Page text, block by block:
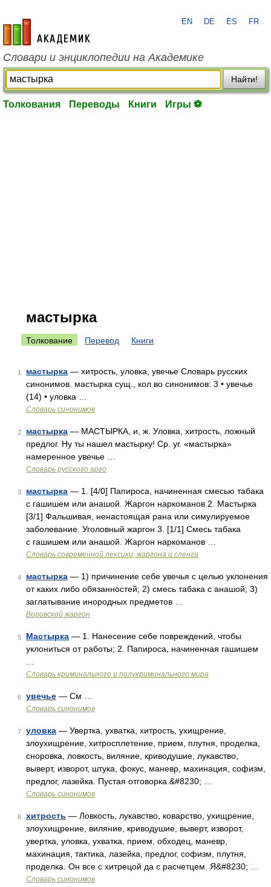
academic.ru
EN DE ES FR
Словари и энциклопедии на Академике
Найти!
Толкования Переводы Книги Игры ⚽
мастырка
Толкование Перевод Книги
1 мастырка — хитрость, уловка, увечье Словарь русских
синонимов. мастырка сущ., кол во синонимов: 3 • увечье
(14) • уловка …
Словарь синонимов
2 мастырка — МАСТЫРКА, и, ж. Уловка, хитрость, ложный
предлог. Ну ты нашел мастырку! Ср. уг. «мастырка»
намеренное увечье …
Словарь русского арго
3 мастырка — 1. [4/0] Папироса, начиненная смесью табака
с гашишем или анашой. Жаргон наркоманов 2. Мастырка
[3/1] Фальшивая, ненастоящая рана или симулируемое
заболевание. Уголовный жаргон 3. [1/1] Смесь табака
с гашишем или анашой. Жаргон наркоманов …
Cловарь современной лексики, жаргона и сленга
4 мастырка — 1) причинение себе увечья с целью уклонения
от каких либо обязанностей; 2) смесь табака с анашой; 3)
заглатывание инородных предметов …
Воровской жаргон
5 Мастырка — 1. Нанесение себе повреждений, чтобы
уклониться от работы; 2. Папироса, начиненная гашишем
Словарь криминального и полукриминального мира
6 увечье — См …
Словарь синонимов
7 уловка — Увертка, ухватка, хитрость, ухищрение,
злоухищрение, хитросплетение, прием, плутня, проделка,
сноровка, ловкость, виляние, криводушие, лукавство,
выверт, изворот, штука, фокус, маневр, махинация, софизм,
предлог, лазейка. Пустая отговорка.&#8230; …
Словарь синонимов
8 хитрость — Ловкость, лукавство, коварство, ухищрение,
злоухищрение, виляние, криводушие, выверт, изворот,
увертка, уловка, ухватка, прием, обходец, маневр,
махинация, тактика, лазейка, предлог, софизм, плутня,
проделка. Он все с хитрецой да с расчетцем. Я&#8230; …
Словарь синонимов